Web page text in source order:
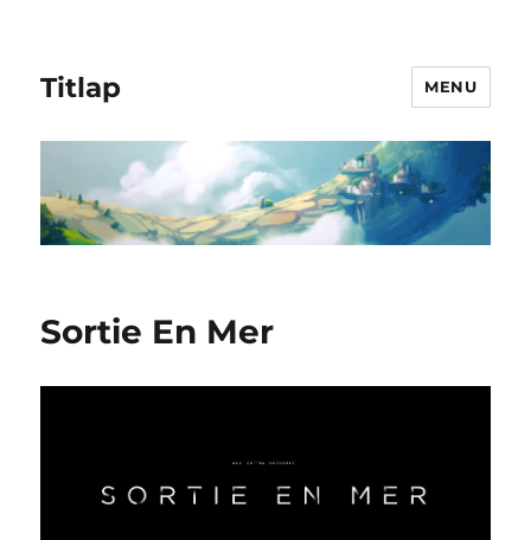
Titlap MENU
Sortie En Mer